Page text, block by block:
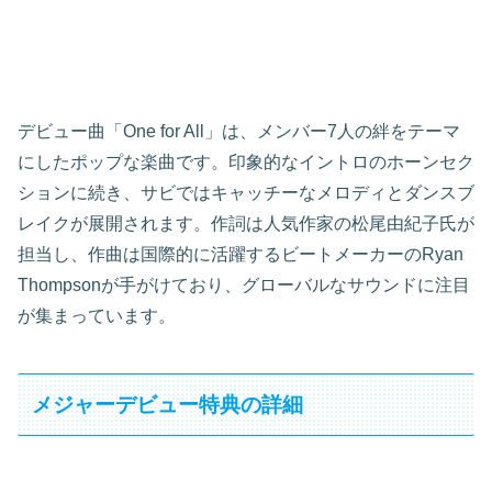
デビュー曲「One for All」は、メンバー7人の絆をテーマ
にしたポップな楽曲です。印象的なイントロのホーンセク
ションに続き、サビではキャッチーなメロディとダンスブ
レイクが展開されます。作詞は人気作家の松尾由紀子氏が
担当し、作曲は国際的に活躍するビートメーカーのRyan
Thompsonが手がけており、グローバルなサウンドに注目
が集まっています。
メジャーデビュー特典の詳細